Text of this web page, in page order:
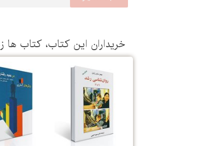
خریداران این كتاب، كتاب ها